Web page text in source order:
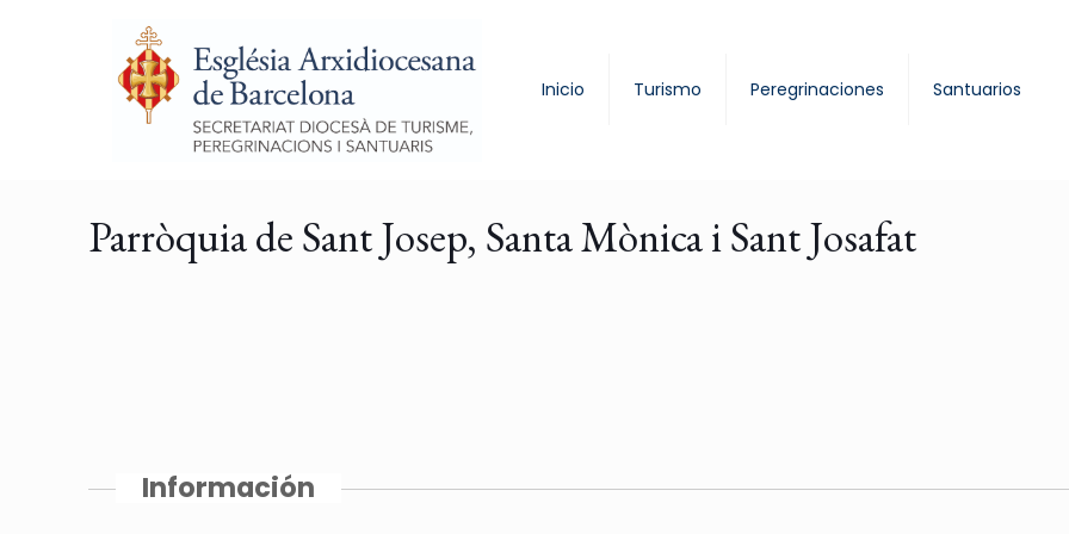
Inicio Turismo Peregrinaciones Santuarios
Parròquia de Sant Josep, Santa Mònica i Sant Josafat
Información